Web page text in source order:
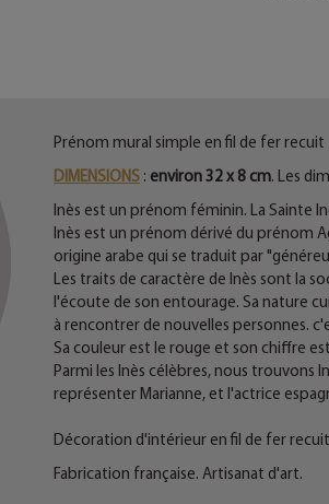
Prénom mural simple en fil de fer recuit
DIMENSIONS: environ 32 x 8 cm. Les
Inès est un prénom féminin. La Sainte
Inès est un prénom dérivé du prénom
origine arabe qui se traduit par
Les traits de caractère de Inès sont la
l'écoute de son entourage. Sa nature
à rencontrer de nouvelles personnes.
Sa couleur est le rouge et son chiffre
Parmi les Inès célèbres, nous trouvons
représenter Marianne, et l'actrice
Décoration d'intérieur en fil de fer
Fabrication française. Artisanat d'art.